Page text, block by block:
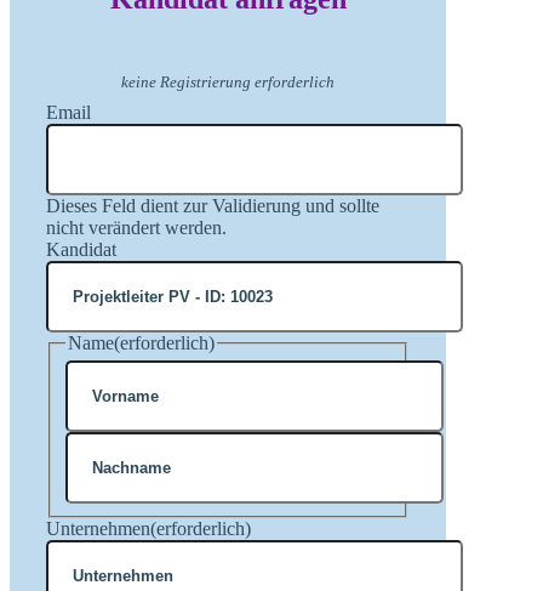
keine Registrierung erforderlich
Email
Dieses Feld dient zur Validierung und sollte
nicht verändert werden.
Kandidat
Name(erforderlich)
Vorname
Nachname
Unternehmen(erforderlich)